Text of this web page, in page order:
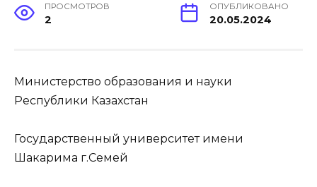
ПРОСМОТРОВ
2
ОПУБЛИКОВАНО
20.05.2024
Министерство образования и науки
Республики Казахстан
Государственный университет имени
Шакарима г.Семей